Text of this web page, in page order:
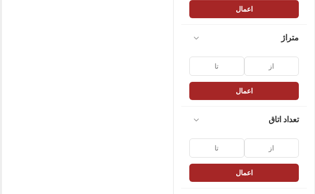
اعمال
متراژ
اعمال
تعداد اتاق
اعمال